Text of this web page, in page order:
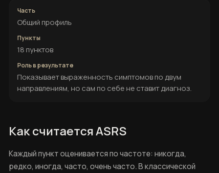
Общий профиль
18 пунктов
Показывает выраженность симптомов по двум
направлениям, но сам по себе не ставит диагноз.
Как считается ASRS
Каждый пункт оценивается по частоте: никогда,
редко, иногда, часто, очень часто. В классической